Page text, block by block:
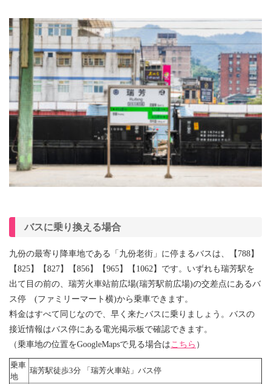
バスに乗り換える場合
九份の最寄り降車地である「九份老街」に停まるバスは、【788】
【825】【827】【856】【965】【1062】です。いずれも瑞芳駅を
出て目の前の、瑞芳火車站前広場(瑞芳駅前広場)の交差点にあるバ
ス停 (ファミリーマート横)から乗車できます。
料金はすべて同じなので、早く来たバスに乗りましょう。バスの
接近情報はバス停にある電光掲示板で確認できます。
（乗車地の位置をGoogleMapsで見る場合は こちら ）
乗車
地
瑞芳駅徒歩3分 「瑞芳火車站」バス停